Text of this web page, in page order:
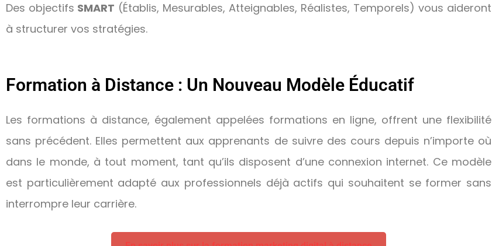
Des objectifs SMART (Établis, Mesurables, Atteignables, Réalistes, Temporels) vous aideront
à structurer vos stratégies.
Formation à Distance : Un Nouveau Modèle Éducatif
Les formations à distance, également appelées formations en ligne, offrent une flexibilité
sans précédent. Elles permettent aux apprenants de suivre des cours depuis n’importe où
dans le monde, à tout moment, tant qu’ils disposent d’une connexion internet. Ce modèle
est particulièrement adapté aux professionnels déjà actifs qui souhaitent se former sans
interrompre leur carrière.